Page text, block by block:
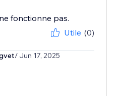
fonctionne pas.
Utile (0)
/ Jun 17, 2025